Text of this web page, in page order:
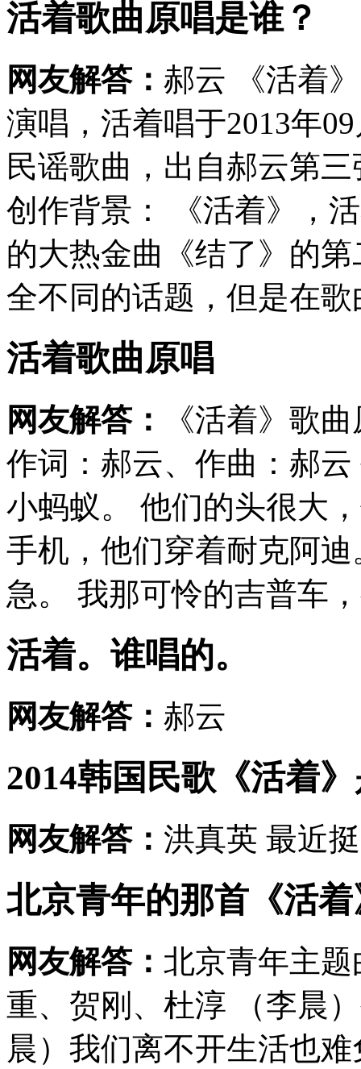
活着歌曲原唱是谁？
网友解答： 郝云 《活着
演唱，活着唱于2013年
民谣歌曲，出自郝云第
创作背景： 《活着》，
的大热金曲《结了》的
全不同的话题，但是在歌
活着歌曲原唱
网友解答：
《活着》歌
作词：郝云、作曲：郝
小蚂蚁。 他们的头很大
手机，他们穿着耐克阿
急。 我那可怜的吉普车
活着。谁唱的。
网友解答： 郝云
2014韩国民歌《活着
网友解答： 洪真英 最近
北京青年的那首《活
网友解答： 北京青年主
重、贺刚、杜淳 （李晨
晨）我们离不开生活也